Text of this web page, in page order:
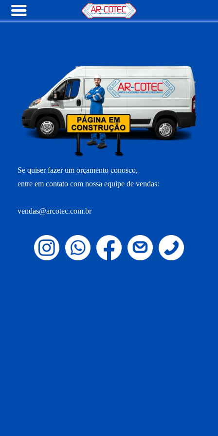
Se quiser fazer um orçamento conosco,
entre em contato com nossa equipe de vendas:
vendas@arcotec.com.br